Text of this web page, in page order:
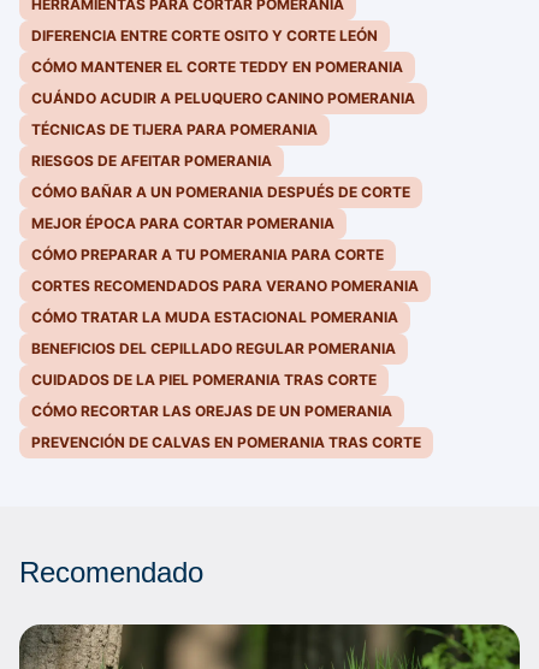
HERRAMIENTAS PARA CORTAR POMERANIA
DIFERENCIA ENTRE CORTE OSITO Y CORTE LEÓN
CÓMO MANTENER EL CORTE TEDDY EN POMERANIA
CUÁNDO ACUDIR A PELUQUERO CANINO POMERANIA
TÉCNICAS DE TIJERA PARA POMERANIA
RIESGOS DE AFEITAR POMERANIA
CÓMO BAÑAR A UN POMERANIA DESPUÉS DE CORTE
MEJOR ÉPOCA PARA CORTAR POMERANIA
CÓMO PREPARAR A TU POMERANIA PARA CORTE
CORTES RECOMENDADOS PARA VERANO POMERANIA
CÓMO TRATAR LA MUDA ESTACIONAL POMERANIA
BENEFICIOS DEL CEPILLADO REGULAR POMERANIA
CUIDADOS DE LA PIEL POMERANIA TRAS CORTE
CÓMO RECORTAR LAS OREJAS DE UN POMERANIA
PREVENCIÓN DE CALVAS EN POMERANIA TRAS CORTE
Recomendado